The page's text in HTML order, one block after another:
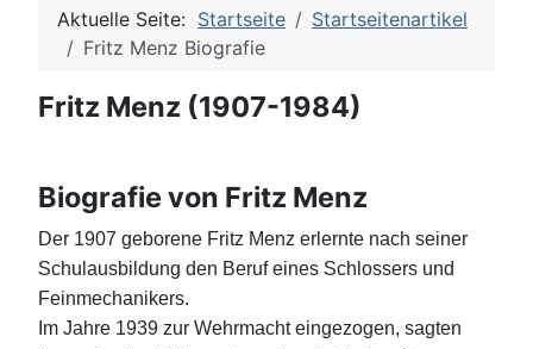
Aktuelle Seite: Startseite
Startseitenartikel
Fritz Menz Biografie
Fritz Menz (1907-1984)
Biografie von Fritz Menz
Der 1907 geborene Fritz Menz erlernte nach seiner
Schulausbildung den Beruf eines Schlossers und
Feinmechanikers.
Im Jahre 1939 zur Wehrmacht eingezogen, sagten